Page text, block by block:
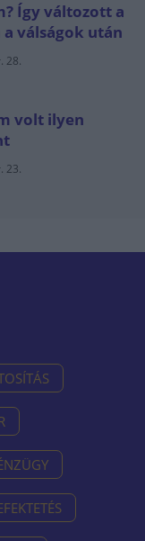
Így változott a
válságok után
28.
volt ilyen
23.